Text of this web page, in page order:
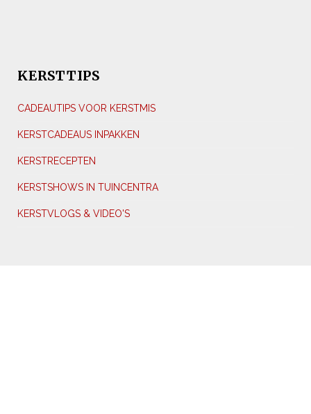
KERSTTIPS
CADEAUTIPS VOOR KERSTMIS
KERSTCADEAUS INPAKKEN
KERSTRECEPTEN
KERSTSHOWS IN TUINCENTRA
KERSTVLOGS & VIDEO'S